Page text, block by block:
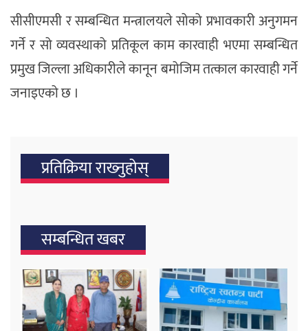
सीसीएमसी र सम्बन्धित मन्त्रालयले सोको प्रभावकारी अनुगमन
गर्ने र सो व्यवस्थाको प्रतिकूल काम कारवाही भएमा सम्बन्धित
प्रमुख जिल्ला अधिकारीले कानून बमोजिम तत्काल कारवाही गर्ने
जनाइएको छ ।
प्रतिक्रिया राख्‍नुहोस्
सम्बन्धित खबर